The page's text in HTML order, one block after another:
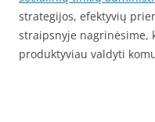
strategijos, efektyvių
straipsnyje nagrinėsime,
produktyviau valdyti